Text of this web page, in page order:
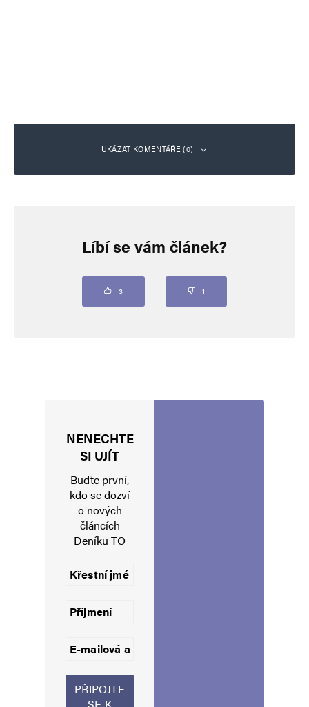
UKÁZAT KOMENTÁŘE (0)
Vaše e-mailová adresa nebude zveřejněna. Vyžadované informace jsou
Uložit do prohlížeče jméno, e-mail a webovou stránku pro budoucí
Informujte mě o nových komentářích e-mailem.
Alternative:
Líbí se vám článek?
3 1
NENECHTE
SI UJÍT
Buďte první,
kdo se dozví
o nových
článcích
Deníku TO